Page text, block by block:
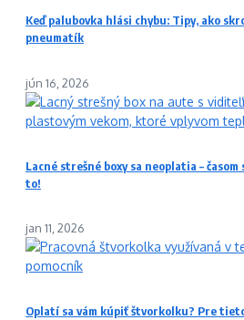
Keď palubovka hlási chybu: Tipy, ako
pneumatík
jún 16, 2026
Lacné strešné boxy sa neoplatia –
to!
jan 11, 2026
Oplatí sa vám kúpiť štvorkolku? Pre